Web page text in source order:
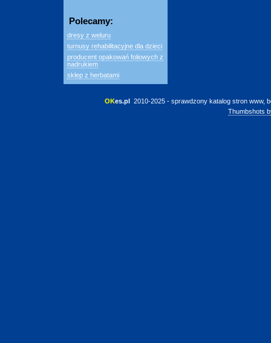
Polecamy:
dresy z weluru
turnusy rehabilitacyjne dla dzieci
producent opakowań foliowych z
nadrukiem
sklep z herbatami
OKes.pl 2010-2025 - sprawdzony katalog stron www,
Thumbshots